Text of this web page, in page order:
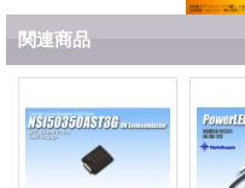
関連商品